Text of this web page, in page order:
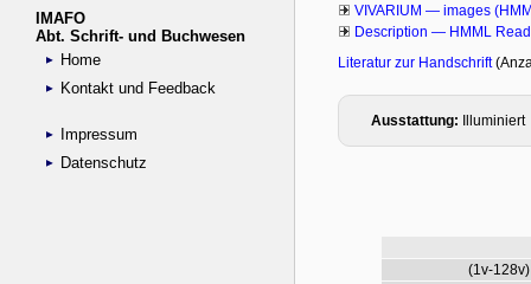
IMAFO
Abt. Schrift- und Buchwesen
Home
Kontakt und Feedback
Impressum
Datenschutz